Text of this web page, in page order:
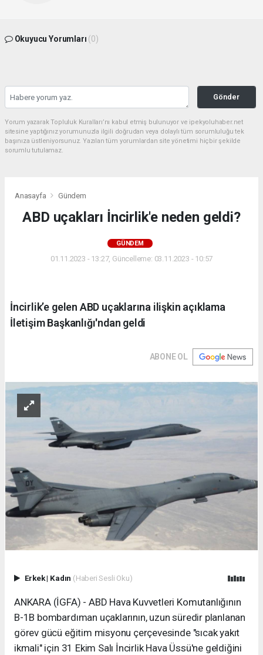
Okuyucu Yorumları (0)
Gönder
Yorum yazarak Topluluk Kuralları’nı kabul etmiş bulunuyor ve ipekyoluhaber.net
sitesine yaptığınız yorumunuzla ilgili doğrudan veya dolaylı tüm sorumluluğu tek
başınıza üstleniyorsunuz. Yazılan tüm yorumlardan site yönetimi hiçbir şekilde
sorumlu tutulamaz.
Anasayfa Gündem
ABD uçakları İncirlik'e neden geldi?
GÜNDEM
01.11.2023 - 13:27, Güncelleme: 03.11.2023 - 10:57
İncirlik’e gelen ABD uçaklarına ilişkin açıklama
İletişim Başkanlığı'ndan geldi
ABONE OL
Erkek| Kadın (Haberi Sesli Oku)
ANKARA (İGFA) - ABD Hava Kuvvetleri Komutanlığının
B-1B bombardıman uçaklarının, uzun süredir planlanan
görev gücü eğitim misyonu çerçevesinde "sıcak yakıt
ikmali" için 31 Ekim Salı İncirlik Hava Üssü'ne geldiğini